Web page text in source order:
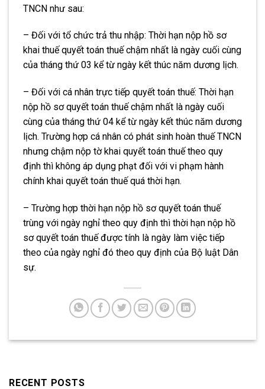
TNCN như sau:
– Đối với tổ chức trả thu nhập: Thời hạn nộp hồ sơ
khai thuế quyết toán thuế chậm nhất là ngày cuối cùng
của tháng thứ 03 kể từ ngày kết thúc năm dương lịch.
– Đối với cá nhân trực tiếp quyết toán thuế: Thời hạn
nộp hồ sơ quyết toán thuế chậm nhất là ngày cuối
cùng của tháng thứ 04 kể từ ngày kết thúc năm dương
lịch. Trường hợp cá nhân có phát sinh hoàn thuế TNCN
nhưng chậm nộp tờ khai quyết toán thuế theo quy
định thì không áp dụng phạt đối với vi phạm hành
chính khai quyết toán thuế quá thời hạn.
– Trường hợp thời hạn nộp hồ sơ quyết toán thuế
trùng với ngày nghỉ theo quy định thì thời hạn nộp hồ
sơ quyết toán thuế được tính là ngày làm việc tiếp
theo của ngày nghỉ đó theo quy định của Bộ luật Dân
sự.
RECENT POSTS